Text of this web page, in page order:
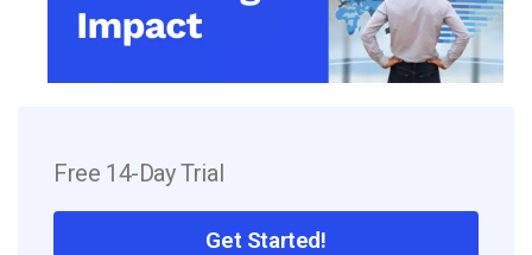
Free 14-Day Trial
Get Started!